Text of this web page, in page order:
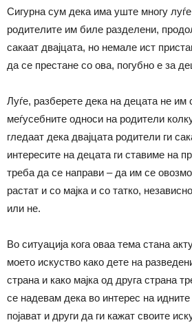
Сигурна сум дека има уште многу
родителите им биле разделени,
сакаат двајцата, но немале ист
да се престане со ова, погубно е за
Луѓе, разберете дека на децата не им
меѓусебните односи на родители
гледаат дека двајцата родители ги
интересите на децата ги ставиме на
треба да се направи – да им се
растат и со мајка и со татко,
или не.
Во ситуација кога оваа тема стана
моето искуство како дете на
страна и како мајка од друга страна
се надевам дека во интерес на идните
појават и други да ги кажат своите